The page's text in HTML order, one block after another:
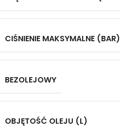
CIŚNIENIE MAKSYMALNE (BAR)
BEZOLEJOWY
OBJĘTOŚĆ OLEJU (L)